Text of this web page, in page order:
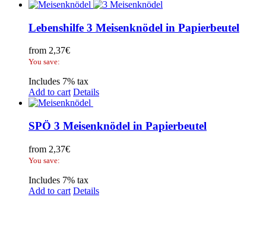
Lebenshilfe 3 Meisenknödel in Papierbeutel
from 2,37€
You save:
Includes 7% tax
Add to cart Details
SPÖ 3 Meisenknödel in Papierbeutel
from 2,37€
You save:
Includes 7% tax
Add to cart Details